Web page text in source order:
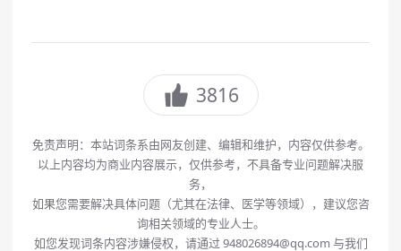
3816
免责声明：本站词条系由网友创建、编辑和维护，内容仅供参考。
以上内容均为商业内容展示，仅供参考，不具备专业问题解决服
务，
如果您需要解决具体问题（尤其在法律、医学等领域），建议您咨
询相关领域的专业人士。
如您发现词条内容涉嫌侵权，请通过 948026894@qq.com 与我们